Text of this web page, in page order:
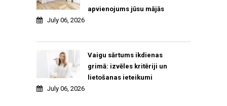
apvienojums jūsu mājās
July 06, 2026
Vaigu sārtums ikdienas
grimā: izvēles kritēriji un
lietošanas ieteikumi
July 06, 2026